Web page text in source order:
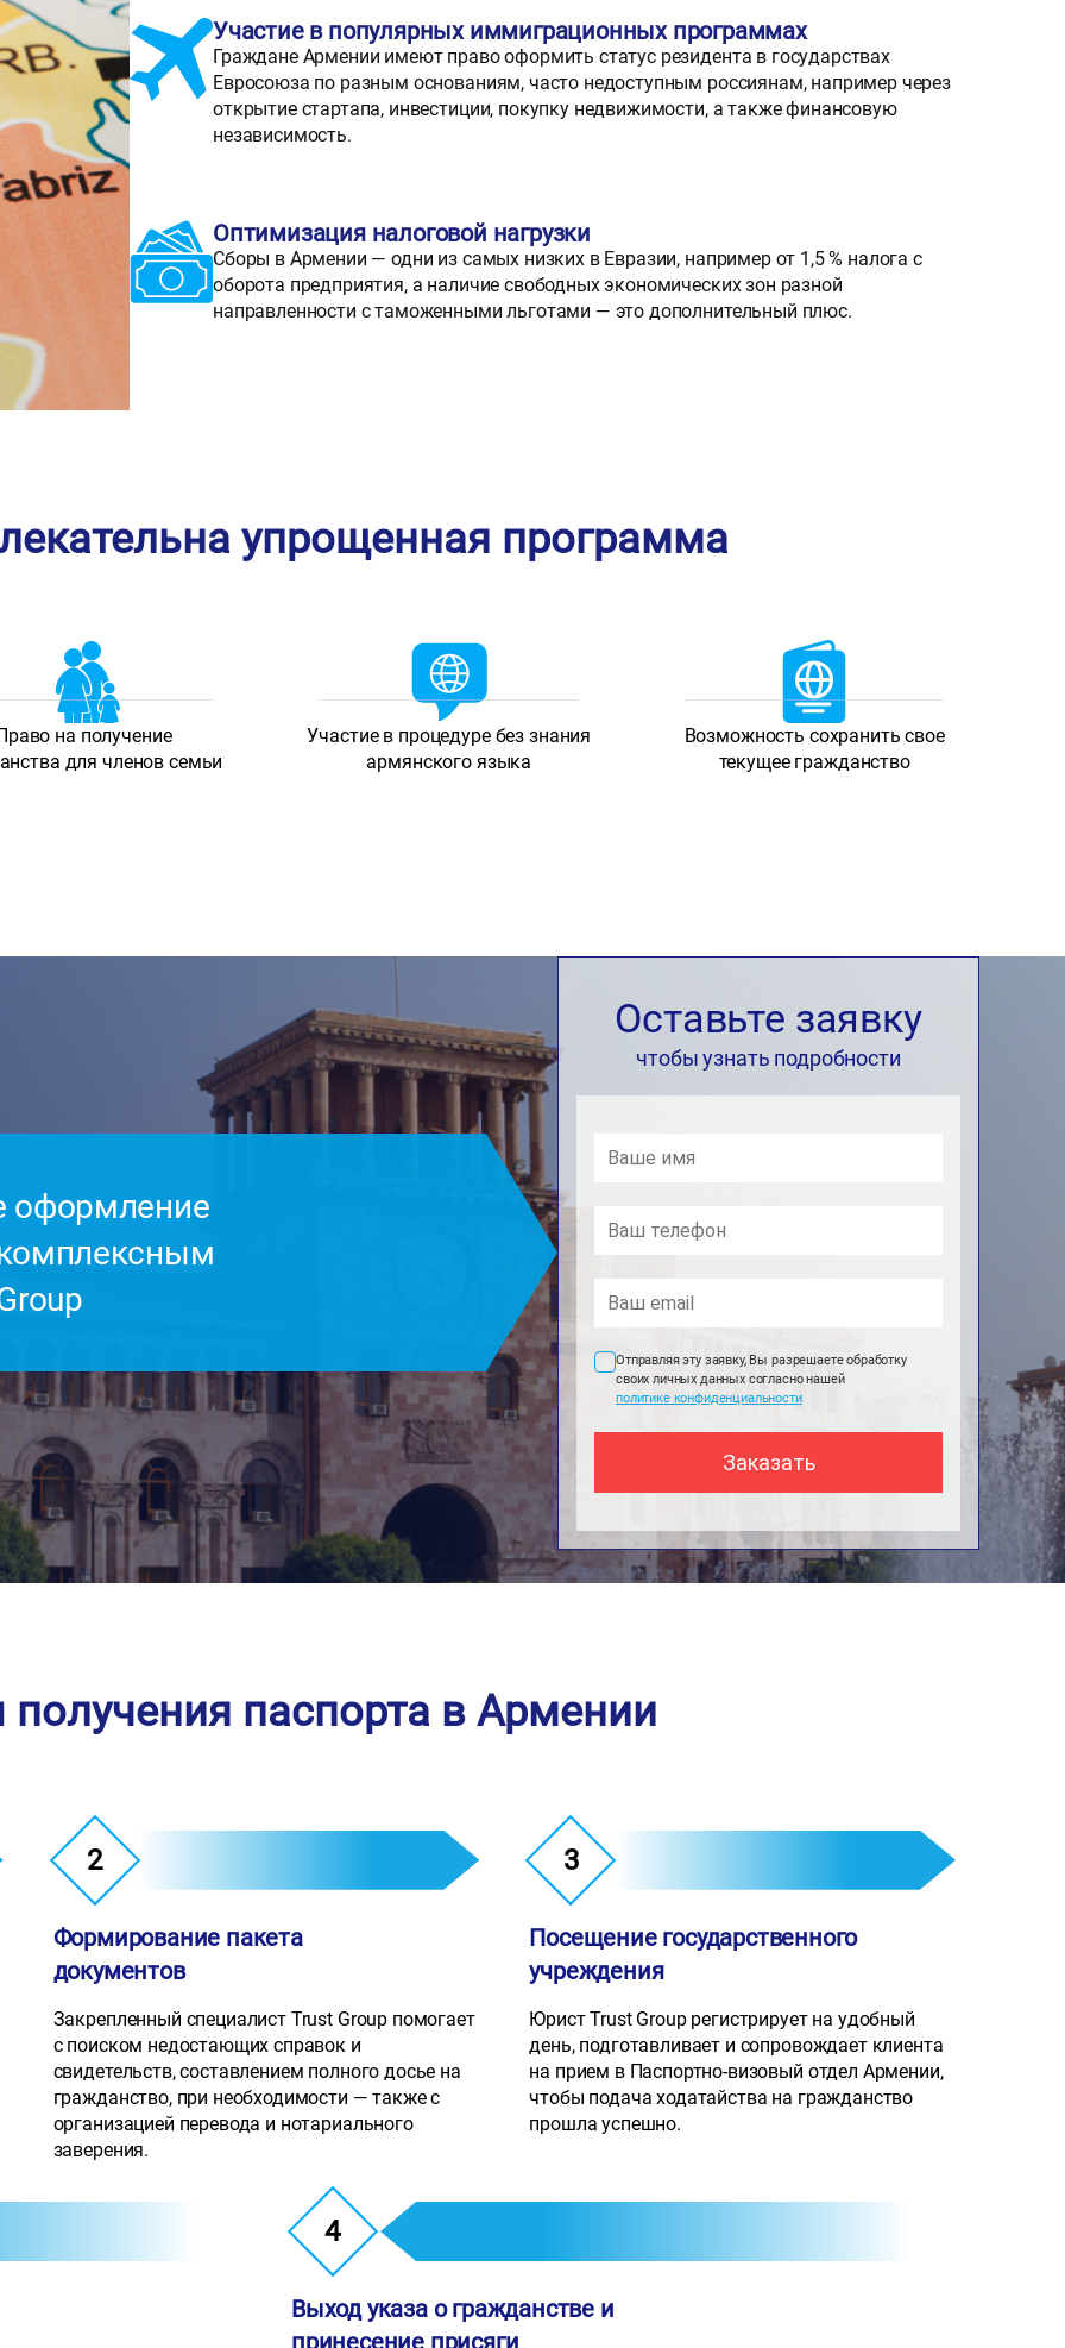
Участие в популярных иммиграционных программах
Граждане Армении имеют право оформить статус резидента в государствах
Евросоюза по разным основаниям, часто недоступным россиянам, например через
открытие стартапа, инвестиции, покупку недвижимости, а также финансовую
независимость.
Оптимизация налоговой нагрузки
Сборы в Армении — одни из самых низких в Евразии, например от 1,5 % налога с
оборота предприятия, а наличие свободных экономических зон разной
направленности с таможенными льготами — это дополнительный плюс.
упрощенная программа
на получение
для членов семьи
Участие в процедуре без знания
армянского языка
Возможность сохранить свое
текущее гражданство
оформление
Оставьте заявку
чтобы узнать подробности
Отправляя эту заявку, Вы разрешаете обработку
своих личных данных согласно нашей
политике конфиденциальности
паспорта в Армении
2
Формирование пакета
документов
Закрепленный специалист Trust Group помогает
с поиском недостающих справок и
свидетельств, составлением полного досье на
гражданство, при необходимости — также с
организацией перевода и нотариального
заверения.
3
Посещение государственного
учреждения
Юрист Trust Group регистрирует на удобный
день, подготавливает и сопровождает клиента
на прием в Паспортно-визовый отдел Армении,
чтобы подача ходатайства на гражданство
прошла успешно.
4
Выход указа о гражданстве и
принесение присяги